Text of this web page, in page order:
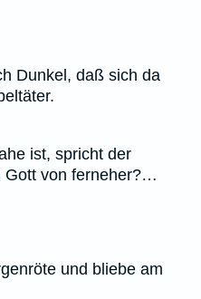
Dunkel, daß sich da
ist, spricht der
Gott von ferneher?…
und bliebe am